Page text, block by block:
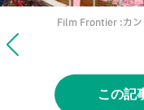
Film Frontier :カン
この記